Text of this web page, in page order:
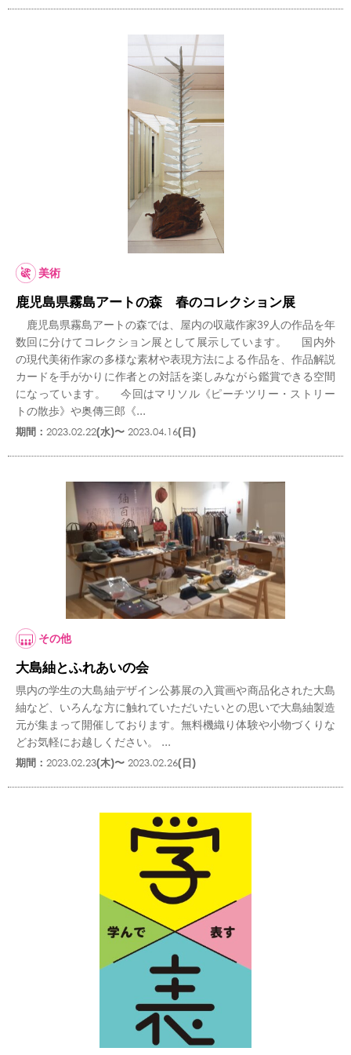
美術
鹿児島県霧島アートの森 春のコレクション展
鹿児島県霧島アートの森では、屋内の収蔵作家39人の作品を年
数回に分けてコレクション展として展示しています。 国内外
の現代美術作家の多様な素材や表現方法による作品を、作品解説
カードを手がかりに作者との対話を楽しみながら鑑賞できる空間
になっています。 今回はマリソル《ピーチツリー・ストリー
トの散歩》や奥傳三郎《...
期間： 2023.02.22(水)〜 2023.04.16(日)
その他
大島紬とふれあいの会
県内の学生の大島紬デザイン公募展の入賞画や商品化された大島
紬など、いろんな方に触れていただいたいとの思いで大島紬製造
元が集まって開催しております。無料機織り体験や小物づくりな
どお気軽にお越しください。 ...
期間： 2023.02.23(木)〜 2023.02.26(日)